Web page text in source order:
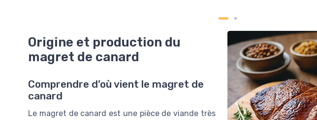
Origine et production du
magret de canard
Comprendre d’où vient le magret de
canard
Le magret de canard est une pièce de viande très